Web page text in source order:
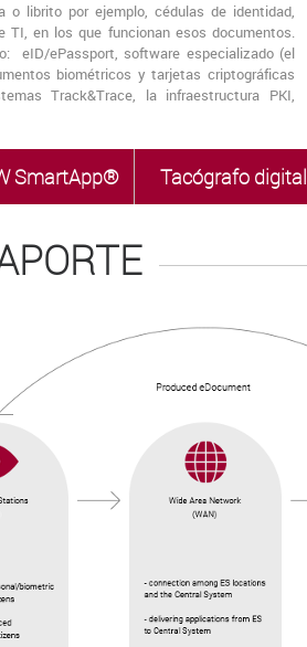
librito por ejemplo, cédulas de identidad,
TI, en los que funcionan esos documentos.
eID/ePassport, software especializado (el
biométricos y tarjetas criptográficas
Track&Trace, la infraestructura PKI,
SmartApp® Tacógrafo digital